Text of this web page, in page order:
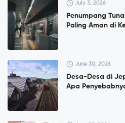
July 3, 2026
Penumpang
Paling Aman di
June 30, 2026
Desa-Desa di
Apa